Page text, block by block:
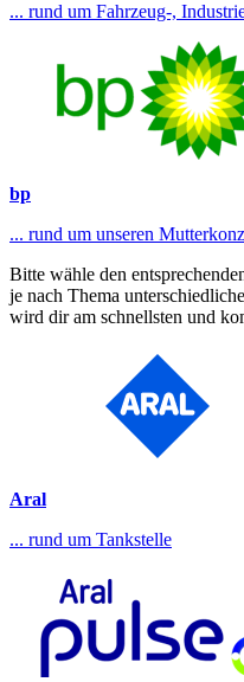
... rund um Fahrzeug-,
bp
... rund um unseren
Bitte wähle den
je nach Thema
wird dir am schnellsten und
Aral
... rund um Tankstelle